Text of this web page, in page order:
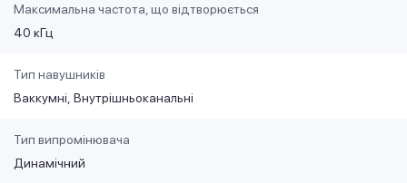
Максимальна частота, що відтворюється
40 кГц
Тип навушників
Ваккумні Внутрішньоканальні
Тип випромінювача
Динамічний